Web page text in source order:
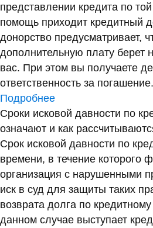
представлении кредита по
помощь приходит кредитный
донорство предусматривает,
дополнительную плату берет
вас. При этом вы получаете
ответственность за
Подробнее
Сроки исковой давности по
означают и как
Срок исковой давности по
времени, в течение которого
организация с нарушенными
иск в суд для защиты таких
возврата долга по
данном случае выступает